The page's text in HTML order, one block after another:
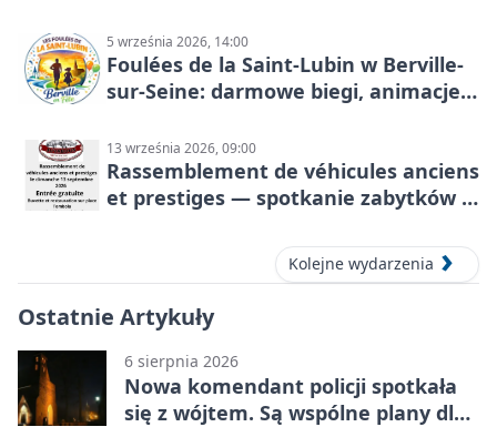
5 września 2026, 14:00
Foulées de la Saint-Lubin w Berville-
sur-Seine: darmowe biegi, animacje i
13 września 2026, 09:00
Rassemblement de véhicules anciens
et prestiges — spotkanie zabytków i
Kolejne wydarzenia
Ostatnie Artykuły
6 sierpnia 2026
Nowa komendant policji spotkała
się z wójtem. Są wspólne plany dla